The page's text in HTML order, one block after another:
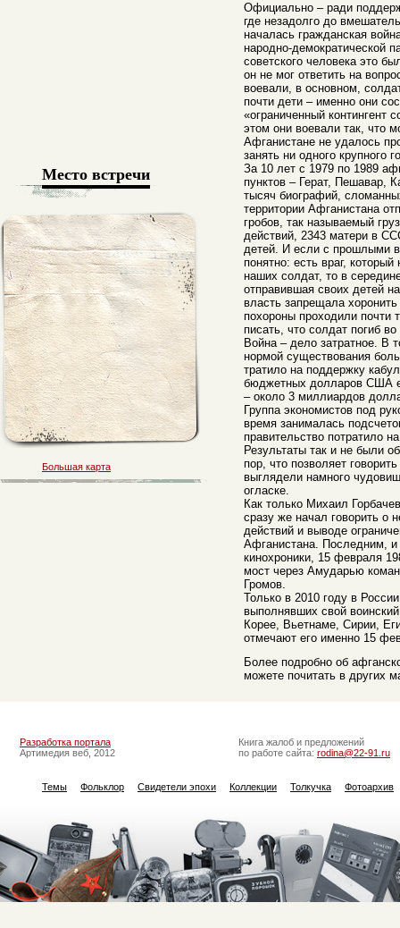
Официально – ради
где незадолго до
началась гражданская
народно-демократической
советского человека это
он не мог ответить на
воевали, в основном,
почти дети – именно они
«ограниченный контингент
этом они воевали так, что
Афганистане не удалось
занять ни одного крупного
За 10 лет с 1979 по 1989
пунктов – Герат, Пешавар,
тысяч биографий,
территории Афганистана
гробов, так называемый
действий, 2343 матери в
детей. И если с прошлыми
понятно: есть враг,
наших солдат, то в
отправившая своих детей
власть запрещала
похороны проходили почти
писать, что солдат погиб
Война – дело затратное. В
нормой существования
тратило на поддержку
бюджетных долларов США
– около 3 миллиардов
Группа экономистов под
время занималась
правительство потратило
Результаты так и не были
пор, что позволяет
выглядели намного
огласке.
Как только Михаил
сразу же начал говорить о
действий и выводе
Афганистана. Последним, и
кинохроники, 15 февраля
мост через Амударью
Громов.
Только в 2010 году в
выполнявших свой
Корее, Вьетнаме, Сирии,
отмечают его именно 15
Более подробно об
можете почитать в других
Место встречи
Большая карта
Разработка портала
Артимедия веб, 2012
Книга жалоб и предложений
по работе сайта: rodina@22-91.ru
Темы Фольклор Свидетели эпохи Коллекции Толкучка Фотоархив